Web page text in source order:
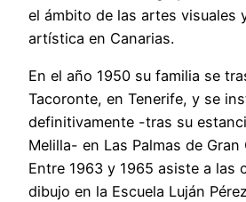
el ámbito de las artes visuales
artística en Canarias.
En el año 1950 su familia se
Tacoronte, en Tenerife, y se
definitivamente -tras su
Melilla- en Las Palmas de Gran
Entre 1963 y 1965 asiste a las
dibujo en la Escuela Luján